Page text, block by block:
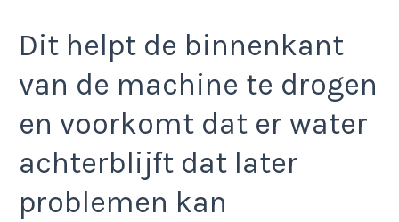
Dit helpt de binnenkant
van de machine te drogen
en voorkomt dat er water
achterblijft dat later
problemen kan